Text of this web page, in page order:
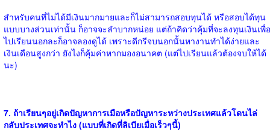
สำหรับคนที่ไม่ได้มีเงินมากมายและก็ไม่สามารถสอบทุนได้ หรือสอบได้ทุน
แบบบางส่วนเท่านั้น ก็อาจจะลำบากหน่อย แต่ถ้าคิดว่าคุ้มที่จะลงทุนเงินเพื่อ
ไปเรียนนอกละก็อาจลองดูได้ เพราะดีกรีจบนอกนั้นหางานทำได้ง่ายและ
เงินเดือนสูงกว่า ยังไงก็คุ้มค่าหากมองอนาคต (แต่ไปเรียนแล้วต้องจบให้ได้
นะ)
7. ถ้าเรียนๆอยู่เกิดปัญหาการเมือหรือปัญหาระหว่างประเทศแล้วโดนไล่
กลับประเทศจะทำไง (แบบที่เกิดที่ลิเบียเมื่อเร็วๆนี้)